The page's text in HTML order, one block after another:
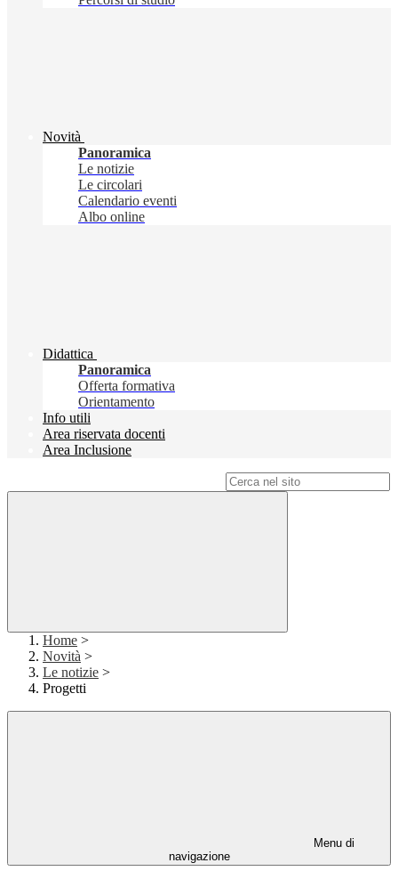
Novità
Panoramica
Le notizie
Le circolari
Calendario eventi
Albo online
Didattica
Panoramica
Offerta formativa
Orientamento
Info utili
Area riservata docenti
Area Inclusione
Home >
Novità >
Le notizie >
Progetti
Menu di
navigazione